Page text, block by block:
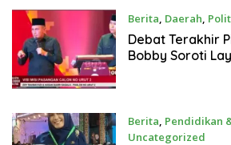
Berita, Daerah,
November 2024
Debat Terakhir
Bobby Soroti
Berita, Pendidikan
Uncategorized